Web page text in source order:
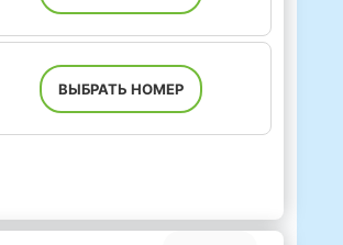
ВЫБРАТЬ НОМЕР